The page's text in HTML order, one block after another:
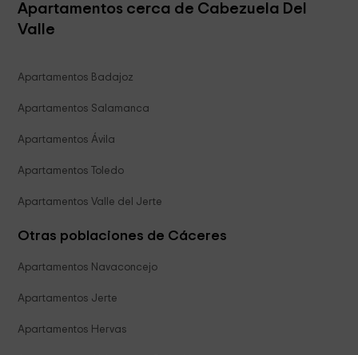
Apartamentos cerca de Cabezuela Del
Valle
Apartamentos Badajoz
Apartamentos Salamanca
Apartamentos Ávila
Apartamentos Toledo
Apartamentos Valle del Jerte
Otras poblaciones de Cáceres
Apartamentos Navaconcejo
Apartamentos Jerte
Apartamentos Hervas